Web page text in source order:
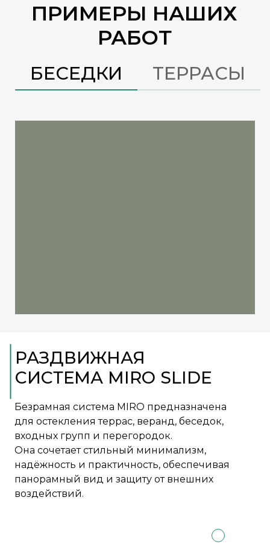
БЕСЕДКИ ТЕРРАСЫ
ПРИМЕРЫ НАШИХ
РАБОТ
Безрамная система MIRO предназначена
для остекления террас, веранд, беседок,
входных групп и перегородок.
Она сочетает стильный минимализм,
надёжность и практичность, обеспечивая
панорамный вид и защиту от внешних
воздействий.
РАЗДВИЖНАЯ
СИСТЕМА MIRO SLIDE